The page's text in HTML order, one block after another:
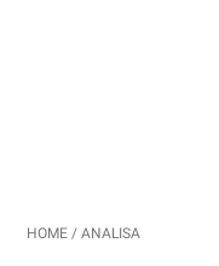
HOME / ANALISA